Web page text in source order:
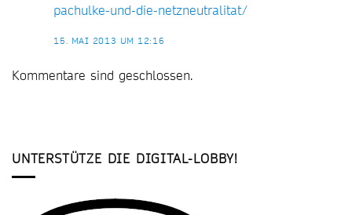
pachulke-und-die-netzneutralitat/
15. MAI 2013 UM 12:16
Kommentare sind geschlossen.
UNTERSTÜTZE DIE DIGITAL-LOBBY!